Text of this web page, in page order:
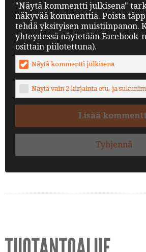
"Näytä kommentti julkisena"
näkyvää kommenttia. Poista
tehdä yksityisen muistiinpanon.
yhteydessä näytetään Facebook-
osittain piilotettuna).
Näytä kommentti julkisena
Näytä vain 2 kirjainta etu- ja
Lisää
Tyhjennä